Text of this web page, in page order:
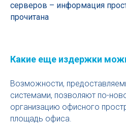
серверов – информация
прочитана
Какие еще издержки
Возможности,
системами, позволяют по-
организацию офисного
площадь офиса.